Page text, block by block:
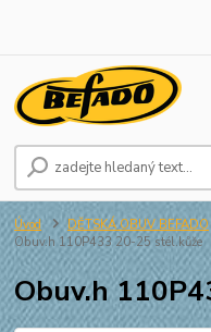
Úvod DĚTSKÁ OBUV BEFADO
Obuv.h 110P433 20-25 stél.kůže
Obuv.h